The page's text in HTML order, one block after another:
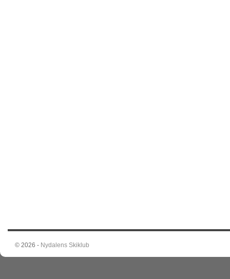
© 2026 - Nydalens Skiklub